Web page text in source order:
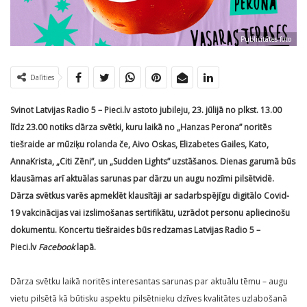
Publicitātes foto
Dalīties
Svinot Latvijas Radio 5 – Pieci.lv astoto jubileju, 23. jūlijā no plkst. 13.00
līdz 23.00 notiks dārza svētki, kuru laikā no „Hanzas Perona” noritēs
tiešraide ar mūziķu rolanda če, Aivo Oskas, Elizabetes Gailes, Kato,
AnnaKrista, „Citi Zēni”, un „Sudden Lights” uzstāšanos. Dienas garumā būs
klausāmas arī aktuālas sarunas par dārzu un augu nozīmi pilsētvidē.
Dārza svētkus varēs apmeklēt klausītāji ar sadarbspējīgu digitālo Covid-
19 vakcinācijas vai izslimošanas sertifikātu, uzrādot personu apliecinošu
dokumentu. Koncertu tiešraides būs redzamas Latvijas Radio 5 –
Pieci.lvFacebooklapā.
Dārza svētku laikā noritēs interesantas sarunas par aktuālu tēmu – augu
vietu pilsētā kā būtisku aspektu pilsētnieku dzīves kvalitātes uzlabošanā